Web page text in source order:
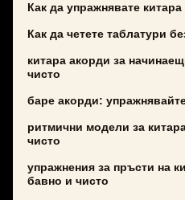
Как да упражнявате
Как да четете таблатури
китара акорди за
чисто
баре акорди:
ритмични модели за
чисто
упражнения за пръсти на
бавно и чисто